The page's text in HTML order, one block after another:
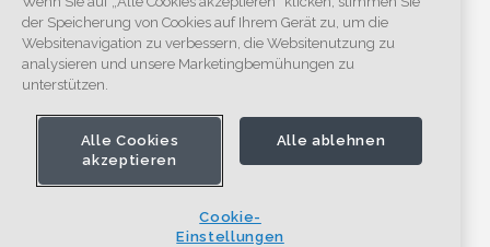
der Speicherung von Cookies auf Ihrem Gerät zu, um die
Websitenavigation zu verbessern, die Websitenutzung zu
analysieren und unsere Marketingbemühungen zu
unterstützen.
Alle Cookies
akzeptieren
Alle ablehnen
Cookie-
Einstellungen